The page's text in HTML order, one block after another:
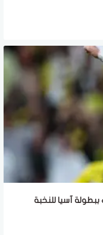
ببطولة آسيا للنخبة